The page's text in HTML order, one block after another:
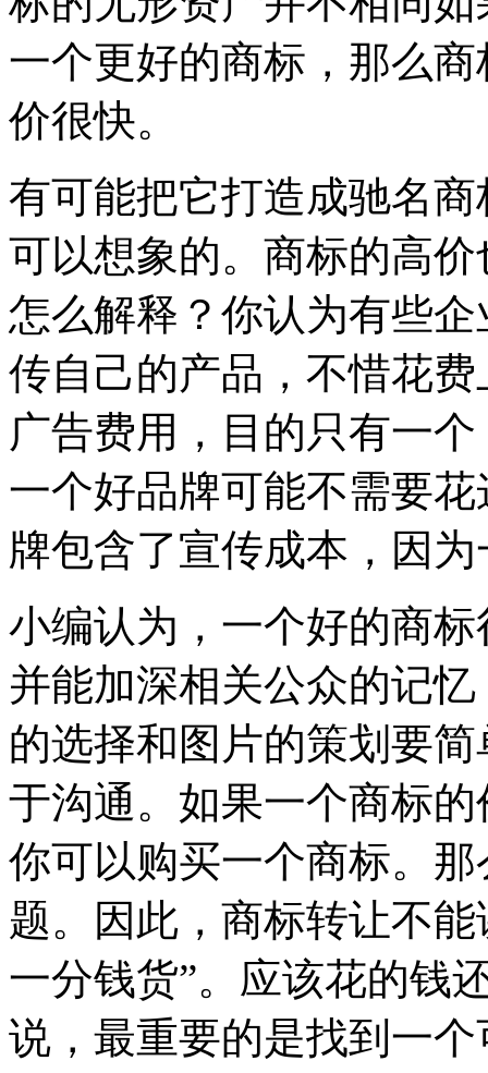
一个更好的商标，那么
价很快。
有可能把它打造成驰名
可以想象的。商标的高
怎么解释？你认为有些
传自己的产品，不惜花
广告费用，目的只有一
一个好品牌可能不需要
牌包含了宣传成本，因
小编认为，一个好的商
并能加深相关公众的记
的选择和图片的策划要
于沟通。如果一个商标
你可以购买一个商标。
题。因此，商标转让不
一分钱货”。应该花的钱
说，最重要的是找到一